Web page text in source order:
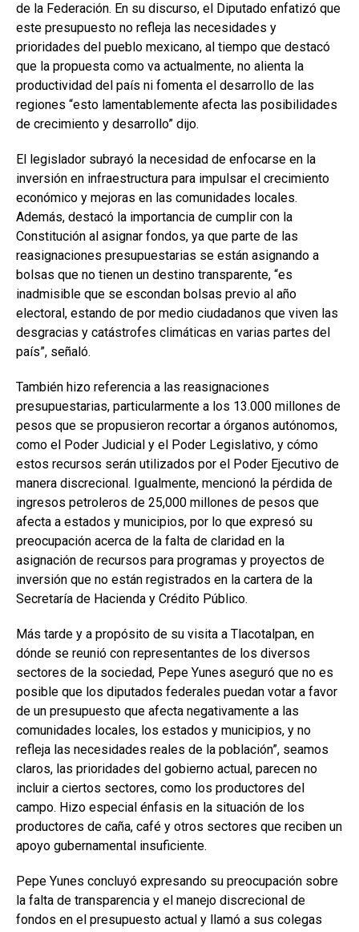
de la Federación. En su discurso, el Diputado enfatizó que
este presupuesto no refleja las necesidades y
prioridades del pueblo mexicano, al tiempo que destacó
que la propuesta como va actualmente, no alienta la
productividad del país ni fomenta el desarrollo de las
regiones “esto lamentablemente afecta las posibilidades
de crecimiento y desarrollo” dijo.
El legislador subrayó la necesidad de enfocarse en la
inversión en infraestructura para impulsar el crecimiento
económico y mejoras en las comunidades locales.
Además, destacó la importancia de cumplir con la
Constitución al asignar fondos, ya que parte de las
reasignaciones presupuestarias se están asignando a
bolsas que no tienen un destino transparente, “es
inadmisible que se escondan bolsas previo al año
electoral, estando de por medio ciudadanos que viven las
desgracias y catástrofes climáticas en varias partes del
país”, señaló.
También hizo referencia a las reasignaciones
presupuestarias, particularmente a los 13.000 millones de
pesos que se propusieron recortar a órganos autónomos,
como el Poder Judicial y el Poder Legislativo, y cómo
estos recursos serán utilizados por el Poder Ejecutivo de
manera discrecional. Igualmente, mencionó la pérdida de
ingresos petroleros de 25,000 millones de pesos que
afecta a estados y municipios, por lo que expresó su
preocupación acerca de la falta de claridad en la
asignación de recursos para programas y proyectos de
inversión que no están registrados en la cartera de la
Secretaría de Hacienda y Crédito Público.
Más tarde y a propósito de su visita a Tlacotalpan, en
dónde se reunió con representantes de los diversos
sectores de la sociedad, Pepe Yunes aseguró que no es
posible que los diputados federales puedan votar a favor
de un presupuesto que afecta negativamente a las
comunidades locales, los estados y municipios, y no
refleja las necesidades reales de la población”, seamos
claros, las prioridades del gobierno actual, parecen no
incluir a ciertos sectores, como los productores del
campo. Hizo especial énfasis en la situación de los
productores de caña, café y otros sectores que reciben un
apoyo gubernamental insuficiente.
Pepe Yunes concluyó expresando su preocupación sobre
la falta de transparencia y el manejo discrecional de
fondos en el presupuesto actual y llamó a sus colegas